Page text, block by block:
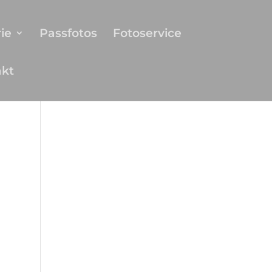
Passfotos Fotoservice